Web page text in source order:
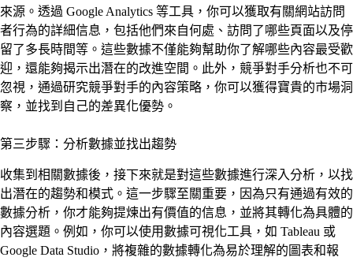
來源。透過 Google Analytics 等工具，你可以獲取有關網站訪問
者行為的詳細信息，包括他們來自何處、訪問了哪些頁面以及停
留了多長時間等。這些數據不僅能夠幫助你了解哪些內容最受歡
迎，還能夠揭示出潛在的改進空間。此外，競爭對手分析也不可
忽視，通過研究競爭對手的內容策略，你可以獲得寶貴的市場洞
察，並找到自己的差異化優勢。
第三步驟：分析數據並找出趨勢
收集到相關數據後，接下來就是對這些數據進行深入分析，以找
出潛在的趨勢和模式。這一步驟至關重要，因為只有通過有效的
數據分析，你才能夠提煉出有價值的信息，並將其轉化為具體的
內容選題。例如，你可以使用數據可視化工具，如 Tableau 或
Google Data Studio，將複雜的數據轉化為易於理解的圖表和報